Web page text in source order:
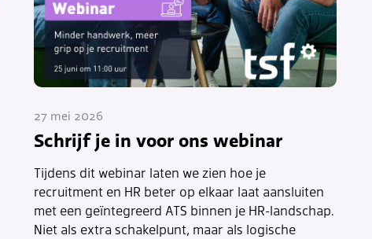
27 mei 2026
Schrijf je in voor ons webinar
Tijdens dit webinar laten we zien hoe je
recruitment en HR beter op elkaar laat aansluiten
met een geïntegreerd ATS binnen je HR-landschap.
Niet als extra schakelpunt, maar als logische